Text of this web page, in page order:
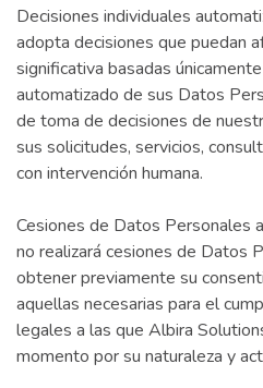
Decisiones individuales
adopta decisiones que puedan
significativa basadas
automatizado de sus Datos
de toma de decisiones de
sus solicitudes, servicios,
con intervención humana.
Cesiones de Datos Personales
no realizará cesiones de Datos
obtener previamente su
aquellas necesarias para el
legales a las que Albira
momento por su naturaleza y